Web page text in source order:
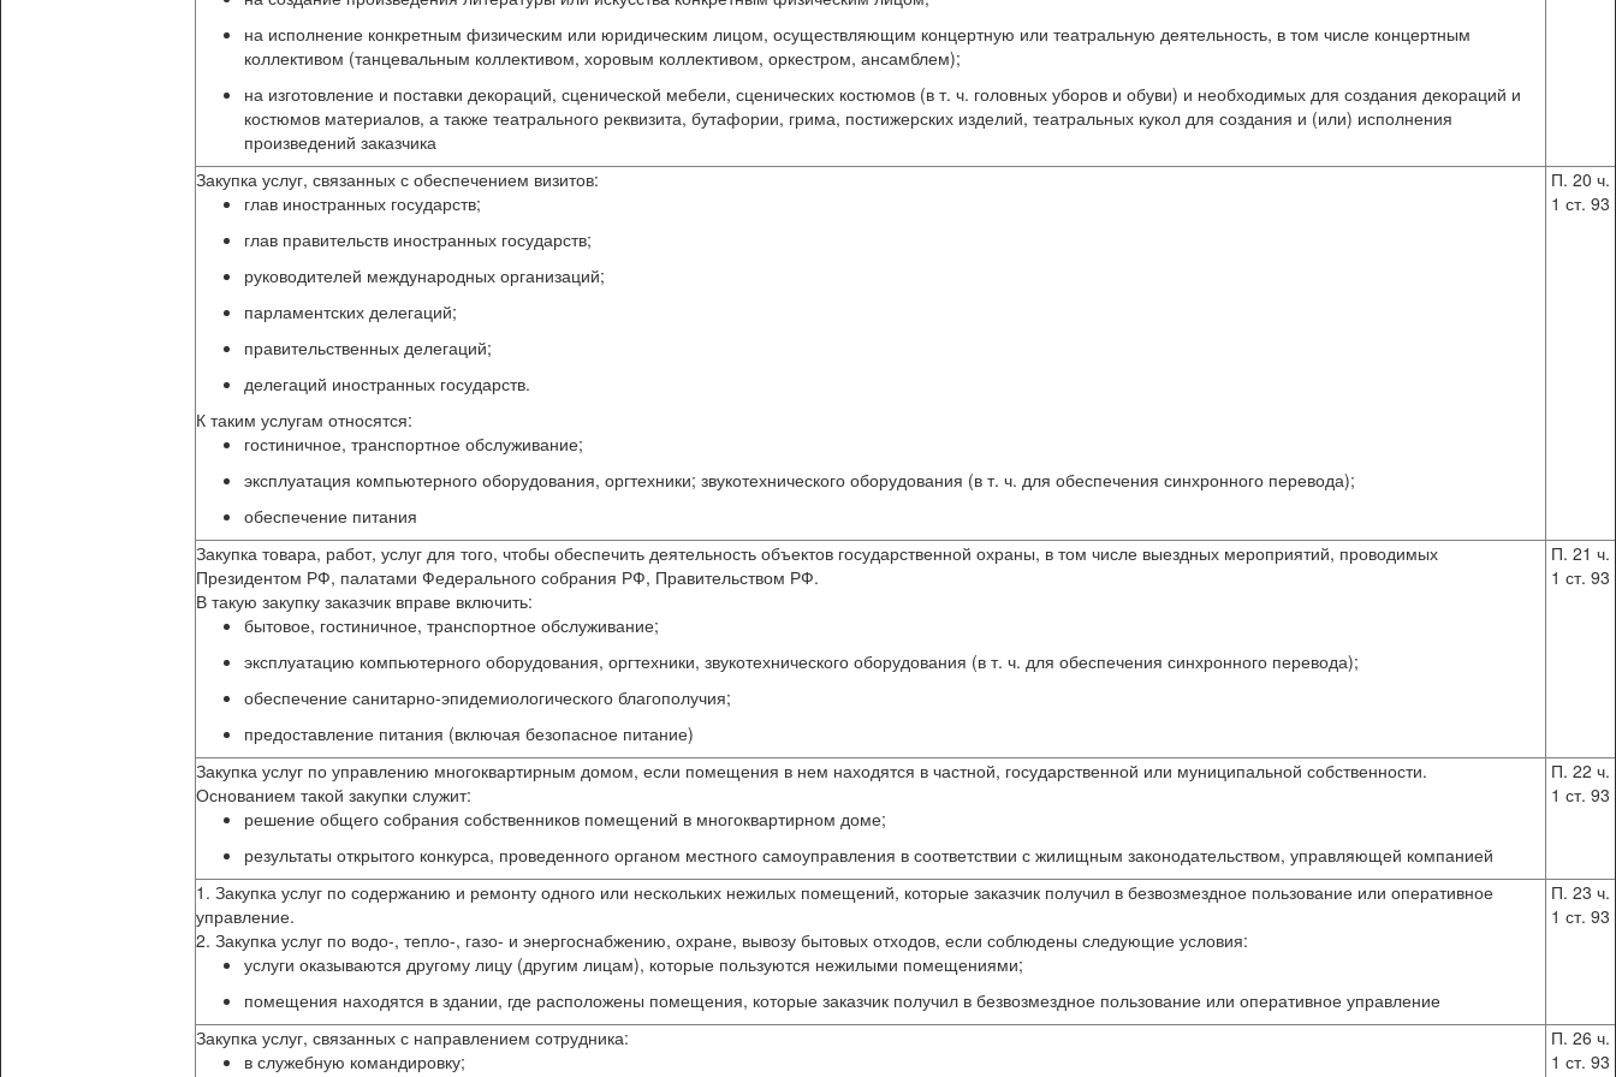
на исполнение конкретным физическим или юридическим лицом, осуществляющим концертную или театральную деятельность, в том числе концертным
коллективом (танцевальным коллективом, хоровым коллективом, оркестром, ансамблем);
на изготовление и поставки декораций, сценической мебели, сценических костюмов (в т. ч. головных уборов и обуви) и необходимых для создания декораций и
костюмов материалов, а также театрального реквизита, бутафории, грима, постижерских изделий, театральных кукол для создания и (или) исполнения
произведений заказчика
Закупка услуг, связанных с обеспечением визитов:
глав иностранных государств;
глав правительств иностранных государств;
руководителей международных организаций;
парламентских делегаций;
правительственных делегаций;
делегаций иностранных государств.
К таким услугам относятся:
гостиничное, транспортное обслуживание;
эксплуатация компьютерного оборудования, оргтехники; звукотехнического оборудования (в т. ч. для обеспечения синхронного перевода);
обеспечение питания
П. 20 ч.
1 ст. 93
Закупка товара, работ, услуг для того, чтобы обеспечить деятельность объектов государственной охраны, в том числе выездных мероприятий, проводимых
Президентом РФ, палатами Федерального собрания РФ, Правительством РФ.
В такую закупку заказчик вправе включить:
бытовое, гостиничное, транспортное обслуживание;
эксплуатацию компьютерного оборудования, оргтехники, звукотехнического оборудования (в т. ч. для обеспечения синхронного перевода);
обеспечение санитарно-эпидемиологического благополучия;
предоставление питания (включая безопасное питание)
П. 21 ч.
1 ст. 93
Закупка услуг по управлению многоквартирным домом, если помещения в нем находятся в частной, государственной или муниципальной собственности.
Основанием такой закупки служит:
решение общего собрания собственников помещений в многоквартирном доме;
результаты открытого конкурса, проведенного органом местного самоуправления в соответствии с жилищным законодательством, управляющей компанией
П. 22 ч.
1 ст. 93
1. Закупка услуг по содержанию и ремонту одного или нескольких нежилых помещений, которые заказчик получил в безвозмездное пользование или оперативное
управление.
2. Закупка услуг по водо-, тепло-, газо- и энергоснабжению, охране, вывозу бытовых отходов, если соблюдены следующие условия:
услуги оказываются другому лицу (другим лицам), которые пользуются нежилыми помещениями;
помещения находятся в здании, где расположены помещения, которые заказчик получил в безвозмездное пользование или оперативное управление
П. 23 ч.
1 ст. 93
Закупка услуг, связанных с направлением сотрудника:
в служебную командировку;
П. 26 ч.
1 ст. 93